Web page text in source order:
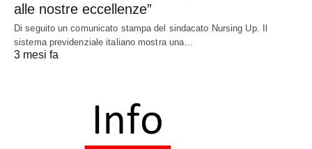
alle nostre eccellenze”
Di seguito un comunicato stampa del sindacato Nursing Up. Il
sistema previdenziale italiano mostra una…
3 mesi fa